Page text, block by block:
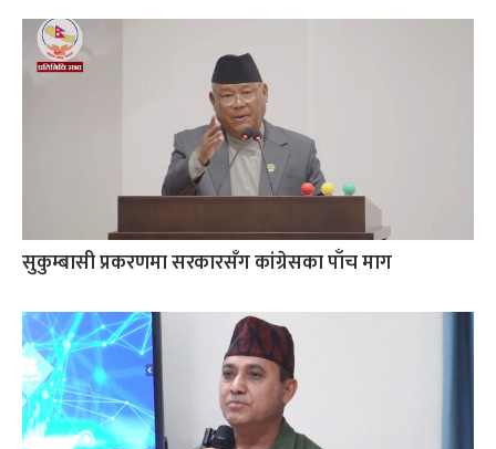
सुकुम्बासी प्रकरणमा सरकारसँग कांग्रेसका पाँच माग